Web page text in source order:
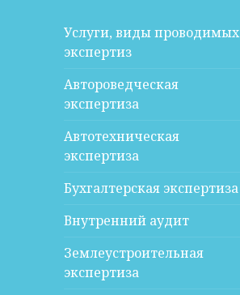
Услуги, виды проводимых
экспертиз
Автороведческая
экспертиза
Автотехническая
экспертиза
Бухгалтерская экспертиза
Внутренний аудит
Землеустроительная
экспертиза